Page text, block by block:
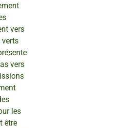
vers
verts
vers
les
être